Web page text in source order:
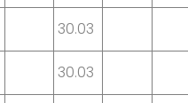
30.03
30.03